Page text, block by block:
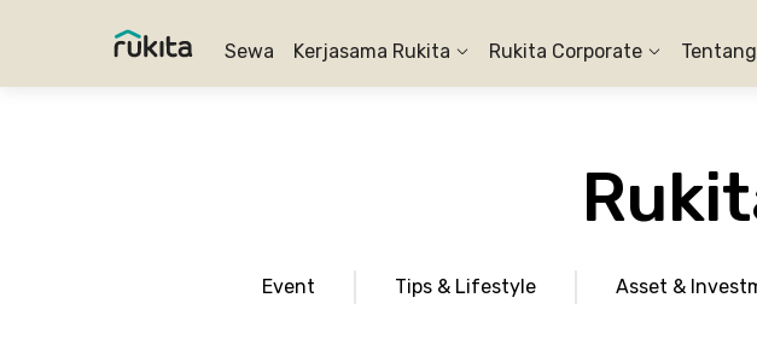
Sewa Kerjasama Rukita Rukita Corporate
Event Tips & Lifestyle Asset &